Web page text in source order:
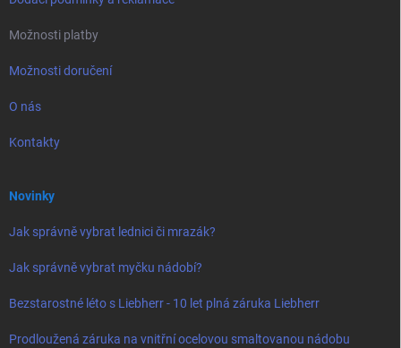
Možnosti platby
Možnosti doručení
O nás
Kontakty
Novinky
Jak správně vybrat lednici či mrazák?
Jak správně vybrat myčku nádobí?
Bezstarostné léto s Liebherr - 10 let plná záruka Liebherr
Prodloužená záruka na vnitřní ocelovou smaltovanou nádobu